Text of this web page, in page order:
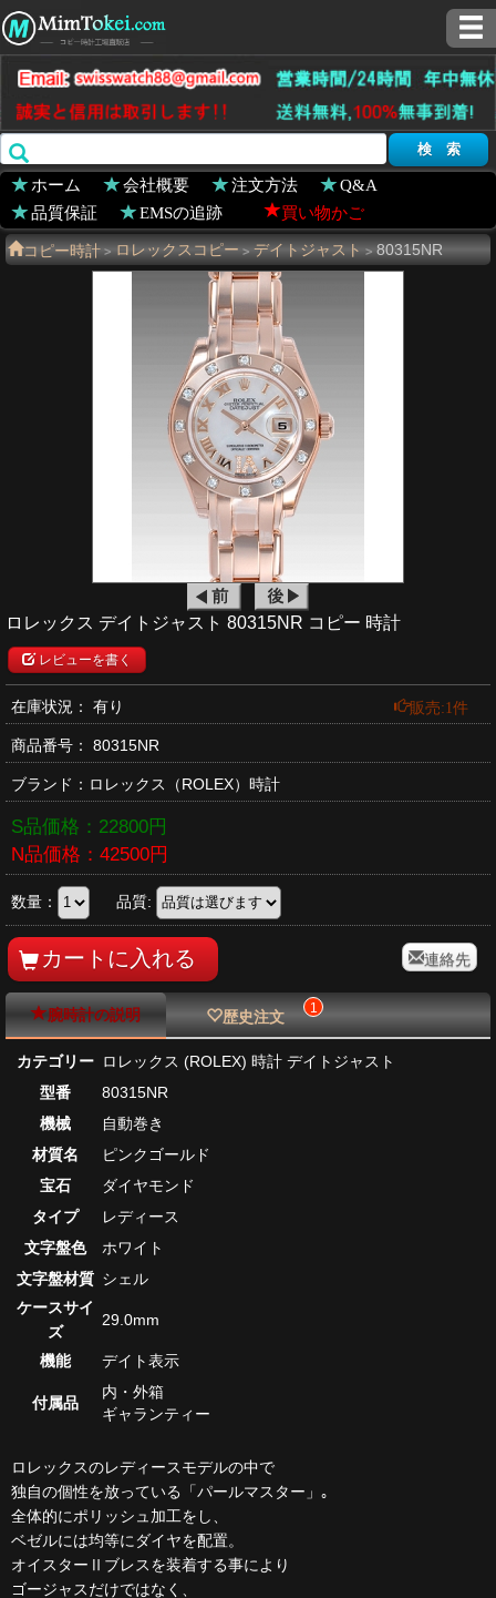
ホーム 会社概要 注文方法
Q&A
品質保証
EMSの追跡 買い物かご
コピー時計 > ロレックスコピー > デイトジャスト > 80315NR
ロレックス デイトジャスト 80315NR コピー 時計
レビューを書く
在庫状況： 有り 販売:1件
商品番号： 80315NR
ブランド： ロレックス （ROLEX）時計
S品価格： 22800円
N品価格： 42500円
数量： 品質:
連絡先
腕時計の説明 歴史注文 1
カテゴリー ロレックス (ROLEX) 時計 デイトジャスト
型番
80315NR
機械
自動巻き
材質名
ピンクゴールド
宝石
ダイヤモンド
タイプ
レディース
文字盤色
ホワイト
文字盤材質 シェル
ケースサイ
ズ
29.0mm
機能 デイト表示
付属品
内・外箱
ギャランティー
ロレックスのレディースモデルの中で
独自の個性を放っている「パールマスター」｡
全体的にポリッシュ加工をし、
ベゼルには均等にダイヤを配置。
オイスターⅡブレスを装着する事により
ゴージャスだけではなく、